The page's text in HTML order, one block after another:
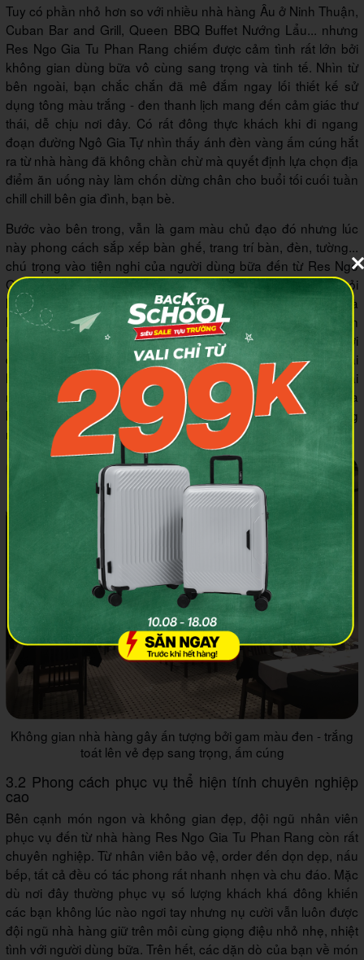
Tuy có phần nhỏ hơn so với nhiều nhà hàng Âu ở Ninh Thuận,
Cuban Bar and Grill, Queen BBQ Buffet Nướng Lẩu... nhưng
Res Ngo Gia Tu Phan Rang chiếm được cảm tình rất lớn bởi
không gian dùng bữa vô cùng sang trọng và tinh tế. Nhìn từ
bên ngoài, bạn chắc chắn đã mê đắm ngay lối thiết kế sử
dụng tông màu trắng - đen thanh lịch mang đến cảm giác thư
thái, dễ chịu nơi đây. Có rất đông thực khách khi đi ngang
đoạn đường Ngô Gia Tự nhìn thấy ánh đèn vàng ấm cúng hắt
ra từ nhà hàng đã không chần chừ mà quyết định lựa chọn địa
điểm ăn uống này làm chốn dừng chân cho buổi tối cuối tuần
chill chill bên gia đình, bạn bè.
Bước vào bên trong, vẫn là gam màu chủ đạo đó nhưng lúc
này phong cách sắp xếp bàn ghế, trang trí bàn, đèn, tường...
chú trọng vào tiện nghi của người dùng bữa đến từ Res Ngo
Gia Tu Phan Rang lại khiến tín đồ ẩm thực gần xa không khỏi
hài lòng. Hiểu được hạn chế của mình về mặt không gian, nhà
hàng chủ yếu sử dụng các khung cửa kính hình chữ nhật lớn
vừa thoáng đãng lại tạo hiệu ứng mở rộng diện tích. Bởi vì nơi
đây có 2 lầu nên bạn tới thưởng thức bữa ăn có thể thoải mái
lựa chọn chỗ ngồi tùy theo sở thích cá nhân. Còn gì bằng trải
nghiệm phong phú các món Âu thơm hương, tròn vị giữa
không gian nhà hàng hiện đại, sang trọng như thế phải không
mọi người ơi!
Không gian nhà hàng gây ấn tượng bởi gam màu đen - trắng
toát lên vẻ đẹp sang trọng, ấm cúng
3.2 Phong cách phục vụ thể hiện tính chuyên nghiệp
cao
Bên cạnh món ngon và không gian đẹp, đội ngũ nhân viên
phục vụ đến từ nhà hàng Res Ngo Gia Tu Phan Rang còn rất
chuyên nghiệp. Từ nhân viên bảo vệ, order đến dọn dẹp, nấu
bếp, tất cả đều có tác phong rất nhanh nhẹn và chu đáo. Mặc
dù nơi đây thường phục vụ số lượng khách khá đông khiến
các bạn không lúc nào ngơi tay nhưng nụ cười vẫn luôn được
đội ngũ nhà hàng giữ trên môi cùng giọng điệu nhỏ nhẹ, nhiệt
tình với người dùng bữa. Trên hết, các dặn dò của bạn về món